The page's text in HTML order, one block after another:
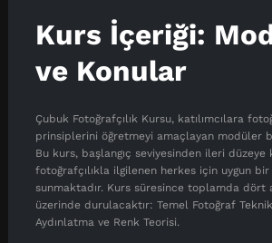
Kurs İçeriği:
ve Konular
Çubuk Fotoğrafçılık Kursu, katılımcılara
prinsiplerini öğretmeyi amaçlayan modüler
Bu kurs, başlangıç seviyesinden ileri düzeye
fotoğrafçılıkla ilgilenen herkes için uygun bir
sunmaktadır. Kurs süresince toplamda dört
üzerinde durulacaktır: Temel Fotoğraf
Aydınlatma ve Renk Teorisi.